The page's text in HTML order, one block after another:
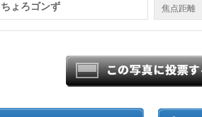
ちょろゴンず 焦点距離